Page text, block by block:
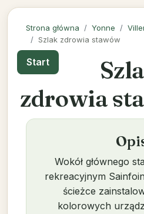
Strona główna Yonne
Szlak zdrowia stawów
Start
zdrowia
Wokół głównego
rekreacyjnym
ścieżce
kolorowych